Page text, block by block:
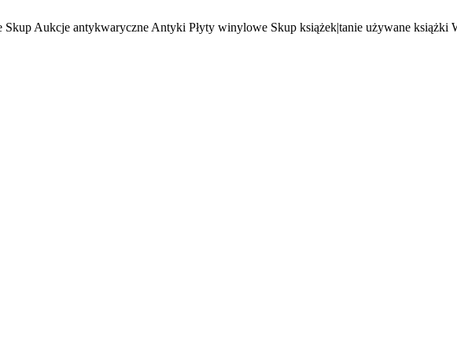
Aukcje antykwaryczne Antyki Płyty winylowe Skup książek|tanie używane książki